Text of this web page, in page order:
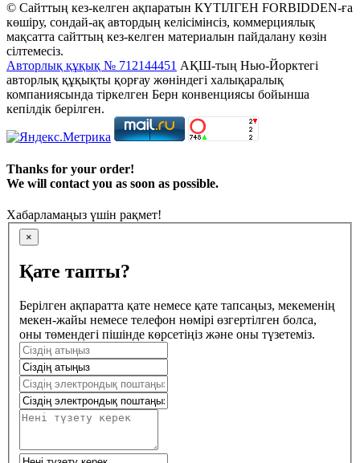
© Сайттың кез-келген ақпаратын КҮТІЛГЕН FORBIDDEN-ға
көшіру, сондай-ақ автордың келісімінсіз, коммерциялық
мақсатта сайттың кез-келген материалын пайдалану көзін
сілтемесіз.
Авторлық құқық № 712144451 АҚШ-тың Нью-Йорктегі
авторлық құқықты қорғау жөніндегі халықаралық
компаниясында тіркелген Берн конвенциясы бойынша
кепілдік берілген.
Thanks for your order!
We will contact you as soon as possible.
Хабарламаңыз үшін рақмет!
×
Қате тапты?
Берілген ақпаратта қате немесе қате тапсаңыз, мекеменің
мекен-жайы немесе телефон нөмірі өзгертілген болса,
оны төмендегі пішінде көрсетіңіз және оны түзетеміз.